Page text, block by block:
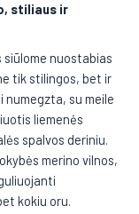
stiliaus ir
nuostabias
tik stilingos, bet ir
numegzta, su meile
liemenės
spalvos deriniu.
merino vilnos,
kokiu oru.